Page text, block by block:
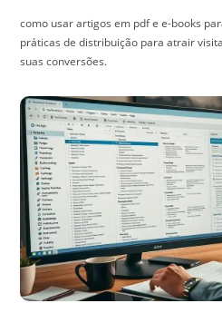
como usar artigos em pdf e e-books
práticas de distribuição para atrair
suas conversões.